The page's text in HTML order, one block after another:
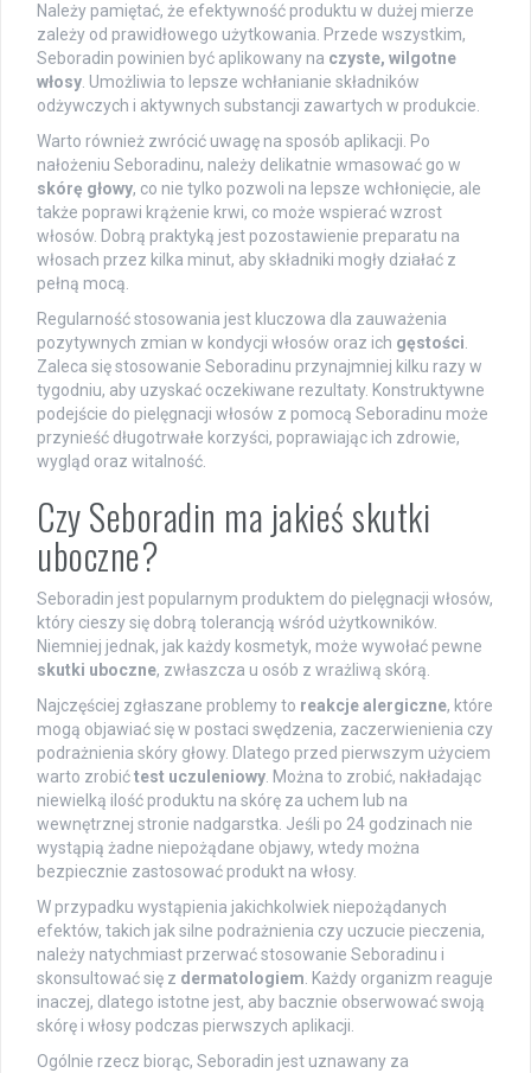
Należy pamiętać, że efektywność produktu w dużej mierze
zależy od prawidłowego użytkowania. Przede wszystkim,
Seboradin powinien być aplikowany na czyste, wilgotne
włosy. Umożliwia to lepsze wchłanianie składników
odżywczych i aktywnych substancji zawartych w produkcie.
Warto również zwrócić uwagę na sposób aplikacji. Po
nałożeniu Seboradinu, należy delikatnie wmasować go w
skórę głowy, co nie tylko pozwoli na lepsze wchłonięcie, ale
także poprawi krążenie krwi, co może wspierać wzrost
włosów. Dobrą praktyką jest pozostawienie preparatu na
włosach przez kilka minut, aby składniki mogły działać z
pełną mocą.
Regularność stosowania jest kluczowa dla zauważenia
pozytywnych zmian w kondycji włosów oraz ich gęstości.
Zaleca się stosowanie Seboradinu przynajmniej kilku razy w
tygodniu, aby uzyskać oczekiwane rezultaty. Konstruktywne
podejście do pielęgnacji włosów z pomocą Seboradinu może
przynieść długotrwałe korzyści, poprawiając ich zdrowie,
wygląd oraz witalność.
Czy Seboradin ma jakieś skutki
uboczne?
Seboradin jest popularnym produktem do pielęgnacji włosów,
który cieszy się dobrą tolerancją wśród użytkowników.
Niemniej jednak, jak każdy kosmetyk, może wywołać pewne
skutki uboczne, zwłaszcza u osób z wrażliwą skórą.
Najczęściej zgłaszane problemy to reakcje alergiczne, które
mogą objawiać się w postaci swędzenia, zaczerwienienia czy
podrażnienia skóry głowy. Dlatego przed pierwszym użyciem
warto zrobićtest uczuleniowy. Można to zrobić, nakładając
niewielką ilość produktu na skórę za uchem lub na
wewnętrznej stronie nadgarstka. Jeśli po 24 godzinach nie
wystąpią żadne niepożądane objawy, wtedy można
bezpiecznie zastosować produkt na włosy.
W przypadku wystąpienia jakichkolwiek niepożądanych
efektów, takich jak silne podrażnienia czy uczucie pieczenia,
należy natychmiast przerwać stosowanie Seboradinu i
skonsultować się z dermatologiem. Każdy organizm reaguje
inaczej, dlatego istotne jest, aby bacznie obserwować swoją
skórę i włosy podczas pierwszych aplikacji.
Ogólnie rzecz biorąc, Seboradin jest uznawany za